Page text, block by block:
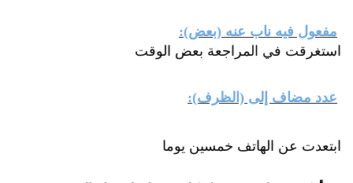
مفعول فيه ناب عنه (بعض):
استغرقت في المراجعة بعض الوقت
عدد مضاف إلى (الظرف):
ابتعدت عن الهاتف خمسين يوما